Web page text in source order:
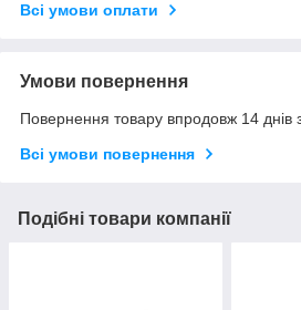
Всі умови оплати
Умови повернення
Повернення товару впродовж 14 днів
Всі умови повернення
Подібні товари компанії